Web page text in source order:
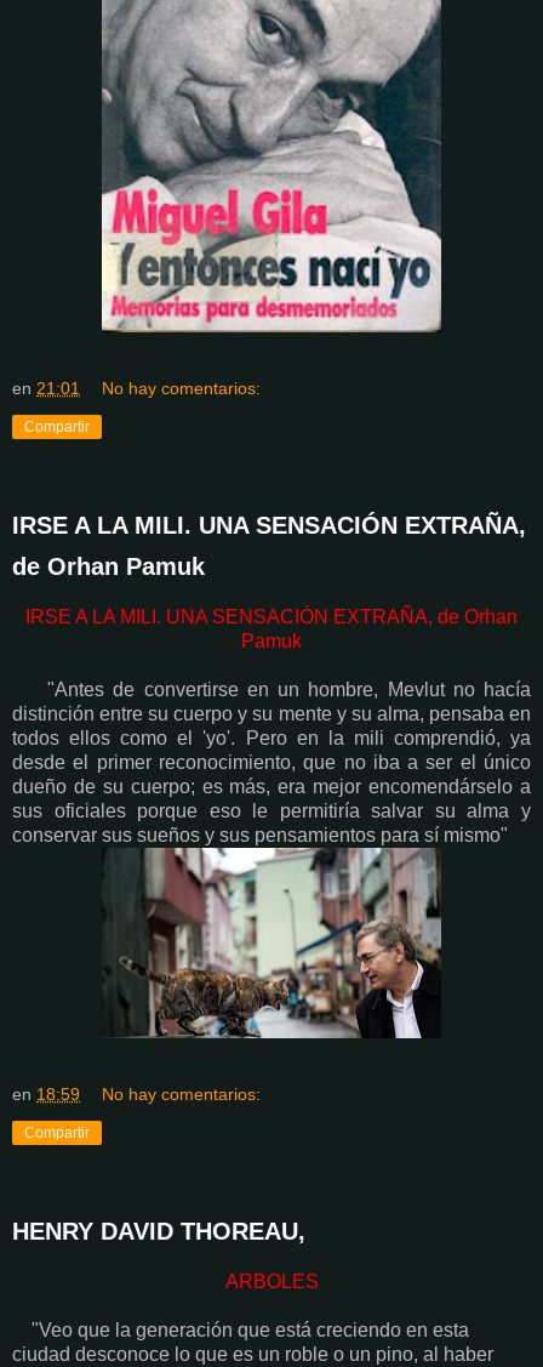
en 21:01 No hay comentarios:
Compartir
IRSE A LA MILI. UNA SENSACIÓN EXTRAÑA,
de Orhan Pamuk
IRSE A LA MILI. UNA SENSACIÓN EXTRAÑA, de Orhan
Pamuk
"Antes de convertirse en un hombre, Mevlut no hacía
distinción entre su cuerpo y su mente y su alma, pensaba en
todos ellos como el 'yo'. Pero en la mili comprendió, ya
desde el primer reconocimiento, que no iba a ser el único
dueño de su cuerpo; es más, era mejor encomendárselo a
sus oficiales porque eso le permitiría salvar su alma y
conservar sus sueños y sus pensamientos para sí mismo"
en 18:59 No hay comentarios:
Compartir
HENRY DAVID THOREAU,
ARBOLES
"Veo que la generación que está creciendo en esta
ciudad desconoce lo que es un roble o un pino, al haber